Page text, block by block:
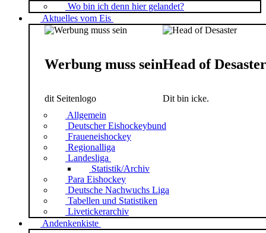
Wo bin ich denn hier gelandet?
Aktuelles vom Eis
Werbung muss sein
dit Seitenlogo
Head of Desaster
Dit bin icke.
Allgemein
Deutscher Eishockeybund
Fraueneishockey
Regionalliga
Landesliga
Statistik/Archiv
Para Eishockey
Deutsche Nachwuchs Liga
Tabellen und Statistiken
Livetickerarchiv
Andenkenkiste